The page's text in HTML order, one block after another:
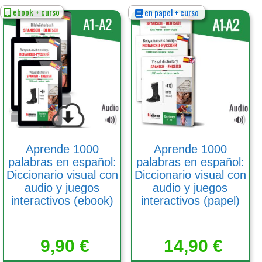
ebook + curso
Aprende 1000
palabras en español:
Diccionario visual con
audio y juegos
interactivos (ebook)
9,90€
Este
producto
tiene
múltiples
variantes.
opciones
pueden
elegir
página
de
producto
en papel + curso
Aprende 1000
palabras en español:
Diccionario visual con
audio y juegos
interactivos (papel)
14,90 €
Este
producto
tiene
múltiples
variantes.
Las
opciones
se
pueden
elegir
página
de
producto